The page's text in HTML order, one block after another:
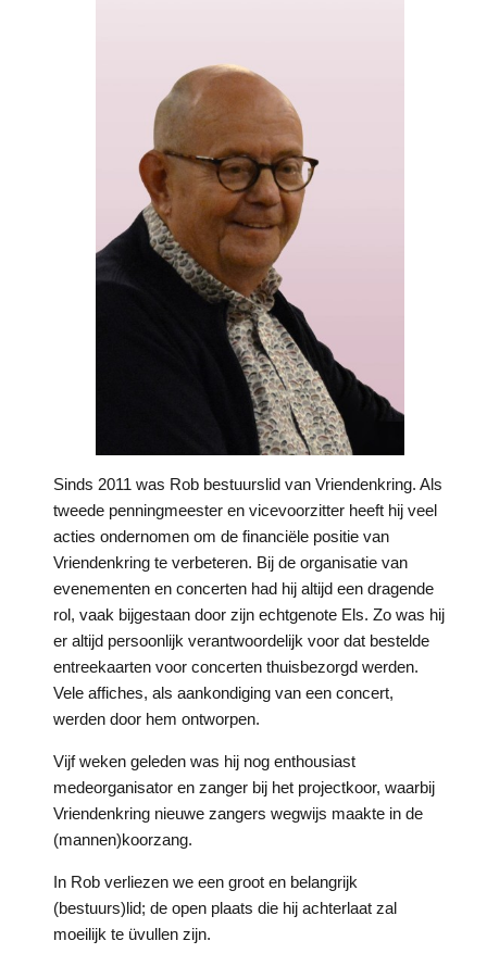
Sinds 2011 was Rob bestuurslid van Vriendenkring. Als
tweede penningmeester en vicevoorzitter heeft hij veel
acties ondernomen om de financiële positie van
Vriendenkring te verbeteren. Bij de organisatie van
evenementen en concerten had hij altijd een dragende
rol, vaak bijgestaan door zijn echtgenote Els. Zo was hij
er altijd persoonlijk verantwoordelijk voor dat bestelde
entreekaarten voor concerten thuisbezorgd werden.
Vele affiches, als aankondiging van een concert,
werden door hem ontworpen.
Vijf weken geleden was hij nog enthousiast
medeorganisator en zanger bij het projectkoor, waarbij
Vriendenkring nieuwe zangers wegwijs maakte in de
(mannen)koorzang.
In Rob verliezen we een groot en belangrijk
(bestuurs)lid; de open plaats die hij achterlaat zal
moeilijk te üvullen zijn.